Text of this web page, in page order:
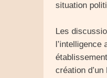
situation
Les
création